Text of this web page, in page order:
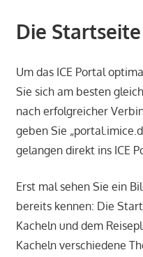
Die
Um das ICE Portal
Sie sich am besten
nach erfolgreicher
geben Sie
gelangen direkt ins ICE
Erst mal sehen Sie ein
bereits kennen: Die
Kacheln und dem
Kacheln verschiedene